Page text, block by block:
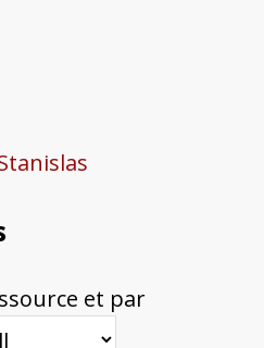
et par